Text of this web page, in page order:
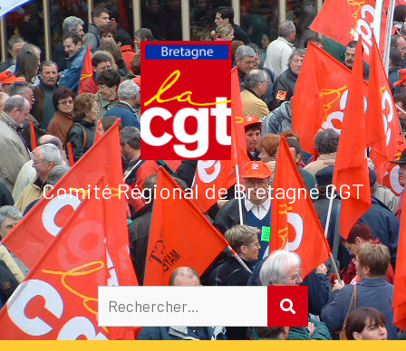
Comité Régional de Bretagne CGT